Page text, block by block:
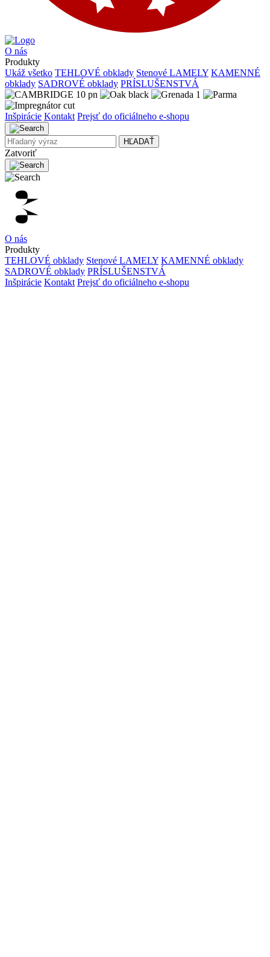
O nás
Produkty
Ukáž všetko TEHLOVÉ obklady Stenové LAMELY KAMENNÉ
obklady SADROVÉ obklady PRÍSLUŠENSTVÁ
Inšpirácie Kontakt Prejsť do oficiálneho e-shopu
HĽADAŤ
Zatvoriť
O nás
Produkty
TEHLOVÉ obklady Stenové LAMELY KAMENNÉ obklady
SADROVÉ obklady PRÍSLUŠENSTVÁ
Inšpirácie Kontakt Prejsť do oficiálneho e-shopu